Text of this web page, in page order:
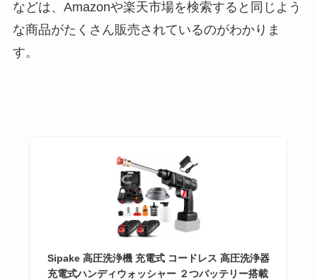
などは、Amazonや楽天市場を検索すると同じよう
な商品がたくさん販売されているのがわかりま
す。
Sipake 高圧洗浄機 充電式 コードレス 高圧洗浄器
充電式ハンディウォッシャー ２つバッテリー搭載